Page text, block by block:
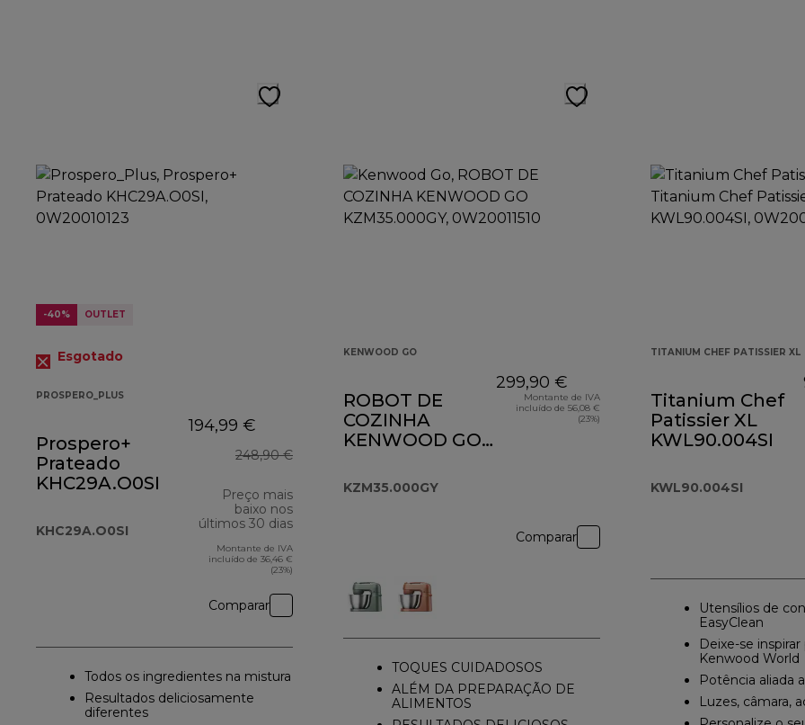
-40% OUTLET
Esgotado
PROSPERO_PLUS
Prospero+
Prateado
KHC29A.O0SI
KHC29A.O0SI
194,99 €
248,90 €
Preço mais
baixo nos
últimos 30 dias
Montante de IVA
incluído de 36,46 €
(23%)
Comparar
Todos os ingredientes na mistura
Resultados deliciosamente
diferentes
KENWOOD GO
ROBOT DE
COZINHA
KENWOOD GO
KZM35.000GY
299,90 €
Montante de IVA
incluído de 56,08 €
(23%)
Comparar
TOQUES CUIDADOSOS
ALÉM DA PREPARAÇÃO DE
ALIMENTOS
TITANIUM CHEF PATISSIER XL
Titanium Chef
Patissier XL
KWL90.004SI
KWL90.004SI
Utensílios de
EasyClean
Deixe-se
Kenwood World
Potência aliada
Luzes, câmara,